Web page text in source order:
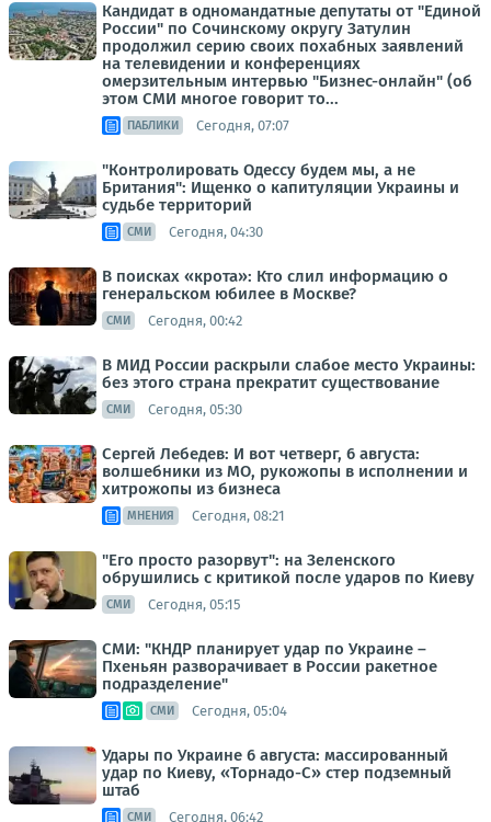
Кандидат в одномандатные депутаты от "Единой
России" по Сочинскому округу Затулин
продолжил серию своих похабных заявлений
на телевидении и конференциях
омерзительным интервью "Бизнес-онлайн" (об
этом СМИ многое говорит то...
ПАБЛИКИ Сегодня, 07:07
"Контролировать Одессу будем мы, а не
Британия": Ищенко о капитуляции Украины и
судьбе территорий
СМИ Сегодня, 04:30
В поисках «крота»: Кто слил информацию о
генеральском юбилее в Москве?
СМИ Сегодня, 00:42
В МИД России раскрыли слабое место Украины:
без этого страна прекратит существование
СМИ Сегодня, 05:30
Сергей Лебедев: И вот четверг, 6 августа:
волшебники из МО, рукожопы в исполнении и
хитрожопы из бизнеса
МНЕНИЯ Сегодня, 08:21
"Его просто разорвут": на Зеленского
обрушились с критикой после ударов по Киеву
СМИ Сегодня, 05:15
СМИ: "КНДР планирует удар по Украине –
Пхеньян разворачивает в России ракетное
подразделение"
СМИ Сегодня, 05:04
Удары по Украине 6 августа: массированный
удар по Киеву, «Торнадо-С» стер подземный
штаб
СМИ Сегодня, 06:42